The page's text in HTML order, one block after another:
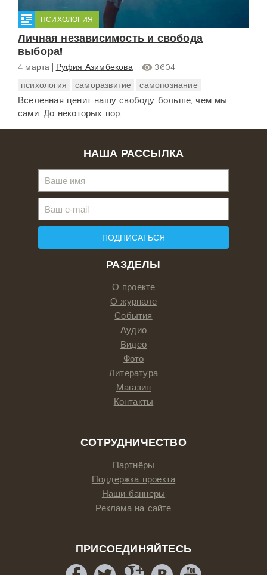
ПСИХОЛОГИЯ
Личная независимость и свобода
выбора!
4 марта Руфия Азимбекова
3604
психология
саморазвитие самопознание
Вселенная ценит нашу свободу больше, чем мы
сами. До некоторых пор...
РАЗДЕЛЫ
О проекте
О журнале
События
Аудио
Видео
Фото
Литература
Магазин
Контакты
СОТРУДНИЧЕСТВО
Партнёры
Поддержка проекта
Наши баннеры
Реклама на сайте
ПРИСОЕДИНЯЙТЕСЬ
НАША РАССЫЛКА
ПОДПИСАТЬСЯ